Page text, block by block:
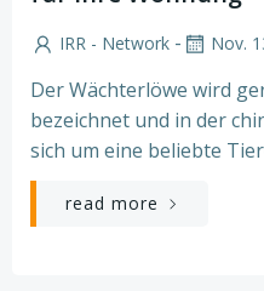
IRR - Network - Nov.
Der Wächterlöwe wird
bezeichnet und in der
sich um eine beliebte
read more